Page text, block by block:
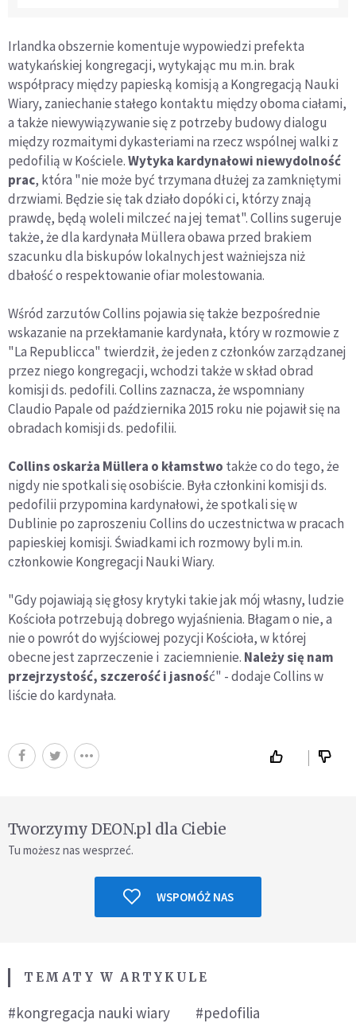
Irlandka obszernie komentuje wypowiedzi prefekta
watykańskiej kongregacji, wytykając mu m.in. brak
współpracy między papieską komisją a Kongregacją Nauki
Wiary, zaniechanie stałego kontaktu między oboma ciałami,
a także niewywiązywanie się z potrzeby budowy dialogu
między rozmaitymi dykasteriami na rzecz wspólnej walki z
pedofilią w Kościele.Wytyka kardynałowi niewydolność
prac, która "nie może być trzymana dłużej za zamkniętymi
drzwiami. Będzie się tak działo dopóki ci, którzy znają
prawdę, będą woleli milczeć na jej temat". Collins sugeruje
także, że dla kardynała Müllera obawa przed brakiem
szacunku dla biskupów lokalnych jest ważniejsza niż
dbałość o respektowanie ofiar molestowania.
Wśród zarzutów Collins pojawia się także bezpośrednie
wskazanie na przekłamanie kardynała, który w rozmowie z
"La Republicca" twierdził, że jeden z członków zarządzanej
przez niego kongregacji, wchodzi także w skład obrad
komisji ds. pedofili. Collins zaznacza, że wspomniany
Claudio Papale od października 2015 roku nie pojawił się na
obradach komisji ds. pedofilii.
Collins oskarża Müllera o kłamstwo także co do tego, że
nigdy nie spotkali się osobiście. Była członkini komisji ds.
pedofilii przypomina kardynałowi, że spotkali się w
Dublinie po zaproszeniu Collins do uczestnictwa w pracach
papieskiej komisji. Świadkami ich rozmowy byli m.in.
członkowie Kongregacji Nauki Wiary.
"Gdy pojawiają się głosy krytyki takie jak mój własny, ludzie
Kościoła potrzebują dobrego wyjaśnienia. Błagam o nie, a
nie o powrót do wyjściowej pozycji Kościoła, w której
obecne jest zaprzeczenie i zaciemnienie. Należy się nam
przejrzystość, szczerość i jasność" - dodaje Collins w
liście do kardynała.
Tworzymy DEON.pl dla Ciebie
Tu możesz nas wesprzeć.
WSPOMÓŻ NAS
TEMATY W ARTYKULE
#kongregacja nauki wiary
#pedofilia